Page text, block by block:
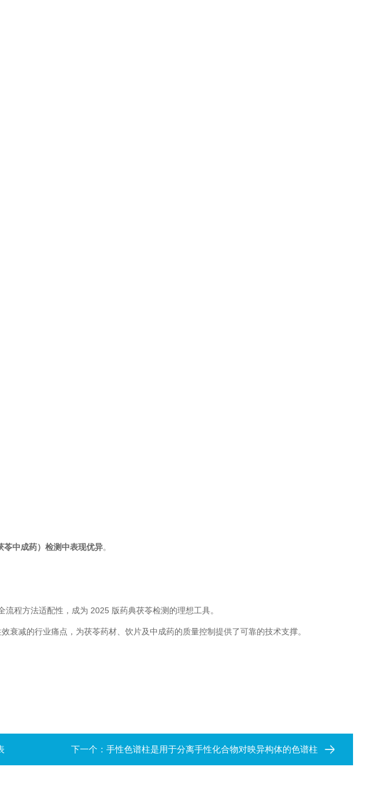
中成药）检测中表现优异。
程方法适配性，成为 2025 版药典茯苓检测的理想工具。
减的行业痛点，为茯苓药材、饮片及中成药的质量控制提供了可靠的技术支撑。
下一个：手性色谱柱是用于分离手性化合物对映异构体的色谱柱